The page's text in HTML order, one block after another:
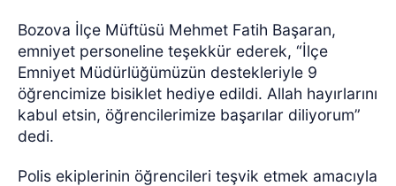
Bozova İlçe Müftüsü Mehmet Fatih Başaran,
emniyet personeline teşekkür ederek, “İlçe
Emniyet Müdürlüğümüzün destekleriyle 9
öğrencimize bisiklet hediye edildi. Allah hayırlarını
kabul etsin, öğrencilerimize başarılar diliyorum”
dedi.
Polis ekiplerinin öğrencileri teşvik etmek amacıyla